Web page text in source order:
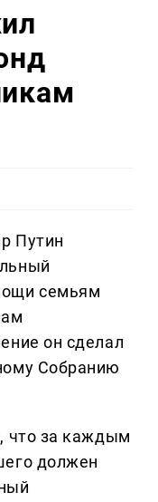
Путин
семьям
он сделал
Собранию
что за каждым
должен